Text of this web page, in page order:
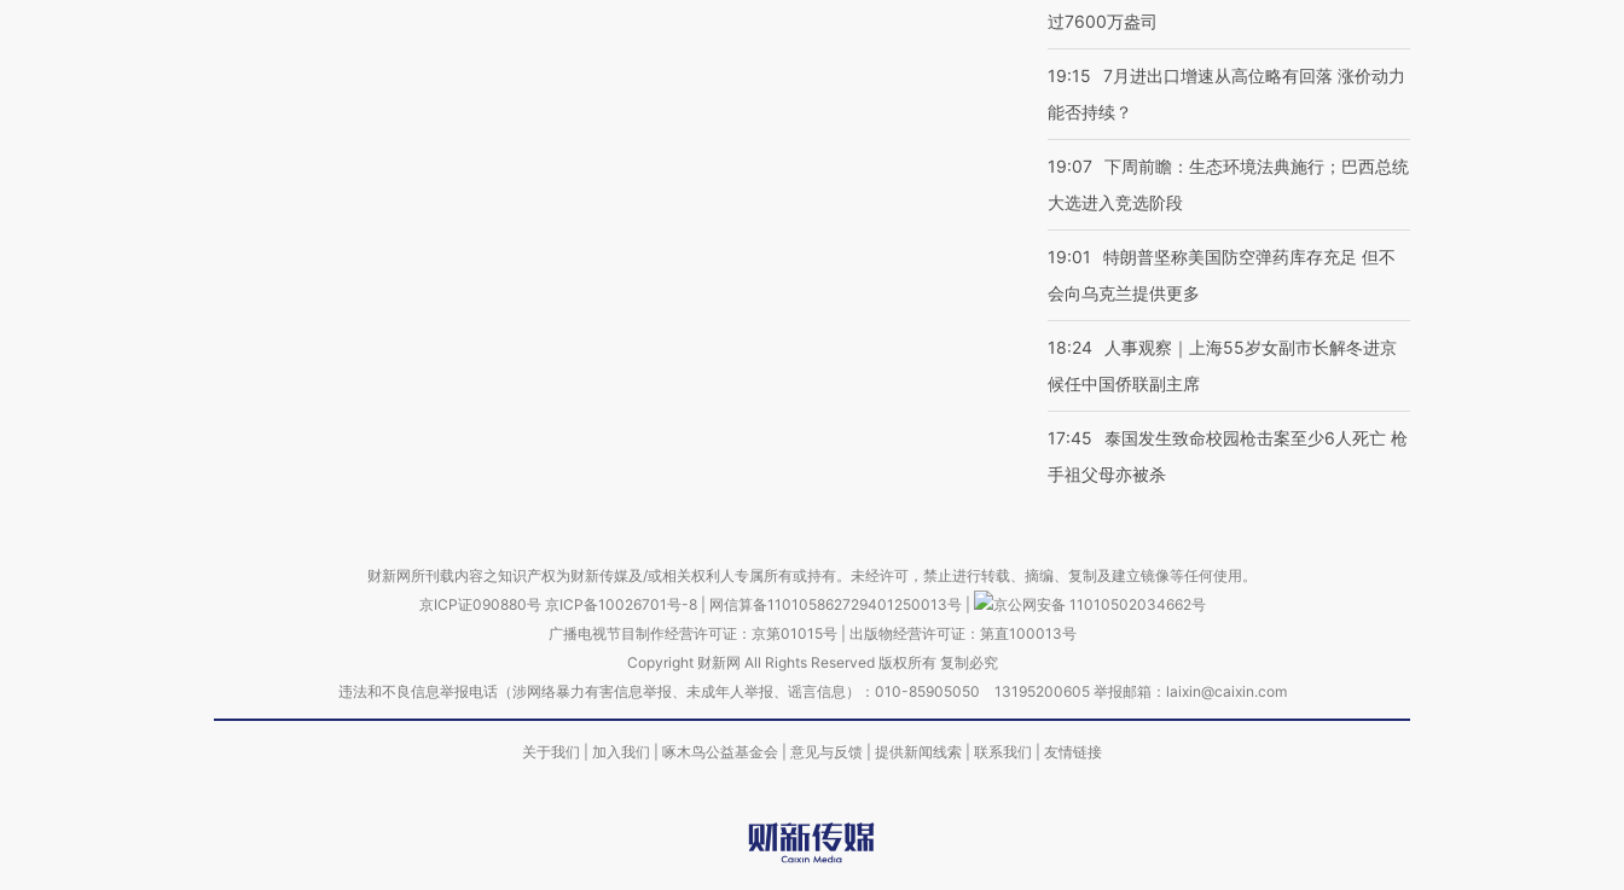
过7600万盎司
19:15
7月进出口增速从高位略有回落 涨价动力
能否持续？
19:07 下周前瞻：生态环境法典施行；巴西总统
大选进入竞选阶段
19:01
特朗普坚称美国防空弹药库存充足 但不
会向乌克兰提供更多
18:24
人事观察｜上海55岁女副市长解冬进京
候任中国侨联副主席
17:45
泰国发生致命校园枪击案至少6人死亡 枪
手祖父母亦被杀
财新网所刊载内容之知识产权为财新传媒及/或相关权利人专属所有或持有。未经许可，禁止进行转载、摘编、复制及建立镜像等任何使用。
京ICP证090880号 京ICP备10026701号-8 网信算备110105862729401250013号
京公网安备 11010502034662号
广播电视节目制作经营许可证：京第01015号| 出版物经营许可证：第直100013号
Copyright 财新网 All Rights Reserved 版权所有 复制必究
违法和不良信息举报电话（涉网络暴力有害信息举报、未成年人举报、谣言信息）：010-85905050 13195200605 举报邮箱：laixin@caixin.com
关于我们 加入我们 啄木鸟公益基金会 意见与反馈 提供新闻线索 联系我们 友情链接